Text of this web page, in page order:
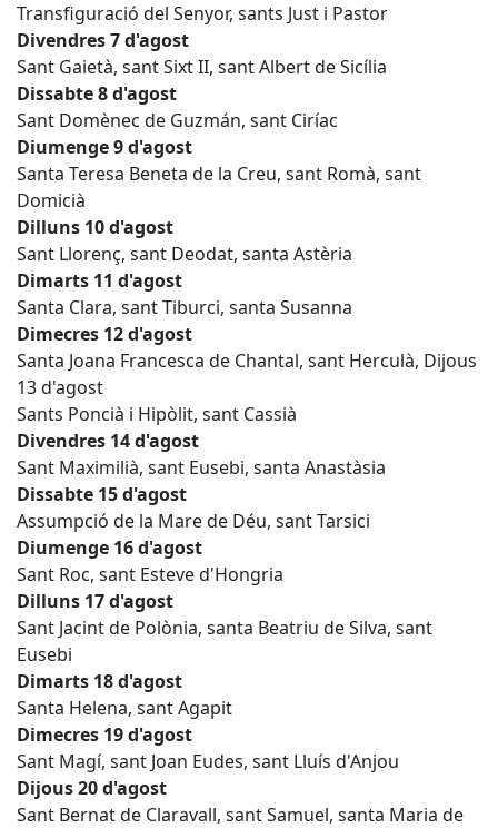
Transfiguració del Senyor, sants Just i Pastor
Divendres 7 d'agost
Sant Gaietà, sant Sixt II, sant Albert de Sicília
Dissabte 8 d'agost
Sant Domènec de Guzmán, sant Ciríac
Diumenge 9 d'agost
Santa Teresa Beneta de la Creu, sant Romà, sant
Domicià
Dilluns 10 d'agost
Sant Llorenç, sant Deodat, santa Astèria
Dimarts 11 d'agost
Santa Clara, sant Tiburci, santa Susanna
Dimecres 12 d'agost
Santa Joana Francesca de Chantal, sant Herculà, Dijous
13 d'agost
Sants Poncià i Hipòlit, sant Cassià
Divendres 14 d'agost
Sant Maximilià, sant Eusebi, santa Anastàsia
Dissabte 15 d'agost
Assumpció de la Mare de Déu, sant Tarsici
Diumenge 16 d'agost
Sant Roc, sant Esteve d'Hongria
Dilluns 17 d'agost
Sant Jacint de Polònia, santa Beatriu de Silva, sant
Eusebi
Dimarts 18 d'agost
Santa Helena, sant Agapit
Dimecres 19 d'agost
Sant Magí, sant Joan Eudes, sant Lluís d'Anjou
Dijous 20 d'agost
Sant Bernat de Claravall, sant Samuel, santa Maria de